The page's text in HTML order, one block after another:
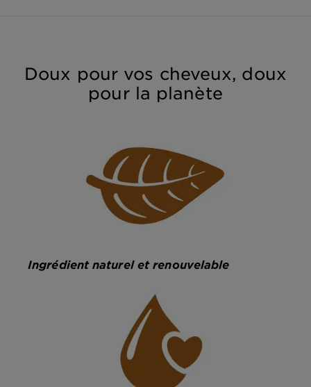
Doux pour vos cheveux, doux
pour la planète
Ingrédient naturel et renouvelable